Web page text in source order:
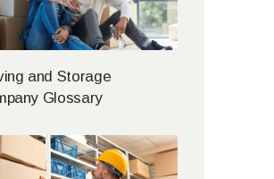
and Storage
Glossary